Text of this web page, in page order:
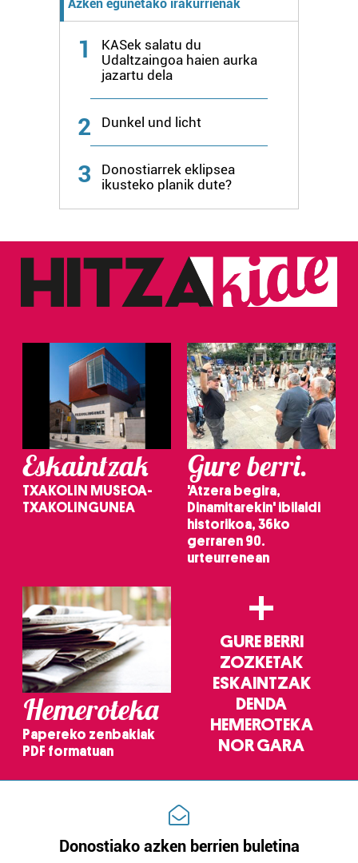
erabiltzeko baimen esplizitua ematen diguzu.
Azken egunetako irakurrienak
1
KASek salatu du
Udaltzaingoa haien aurka
jazartu dela
2 Dunkel und licht
3
Donostiarrek eklipsea
ikusteko planik dute?
Eskaintzak
TXAKOLIN MUSEOA-
TXAKOLINGUNEA
Gure berri.
'Atzera begira,
Dinamitarekin' ibilaldi
historikoa, 36ko
gerraren 90.
urteurrenean
Hemeroteka
Papereko zenbakiak
PDF formatuan
+
GURE BERRI
ZOZKETAK
ESKAINTZAK
DENDA
HEMEROTEKA
NOR GARA
Donostiako azken berrien buletina